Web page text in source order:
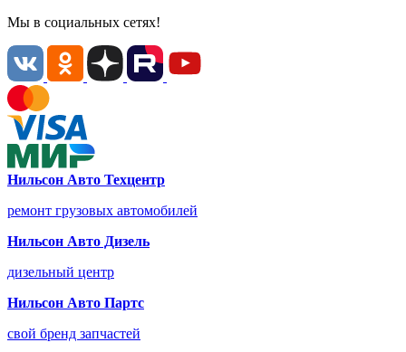
Мы в социальных сетях!
Нильсон Авто Техцентр
ремонт грузовых автомобилей
Нильсон Авто Дизель
дизельный центр
Нильсон Авто Партс
свой бренд запчастей